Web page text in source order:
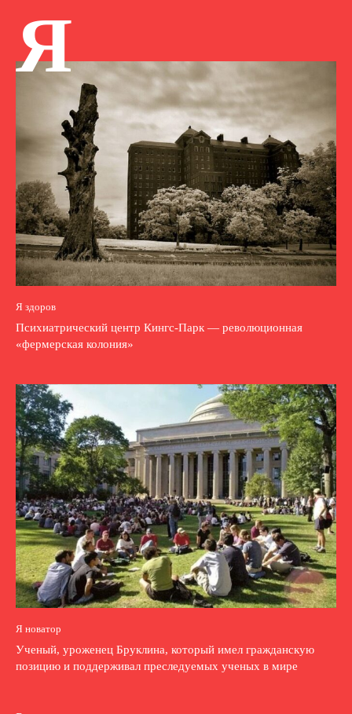
Я
Я здоров
Психиатрический центр Кингс-Парк — революционная
«фермерская колония»
Я новатор
Ученый, уроженец Бруклина, который имел гражданскую
позицию и поддерживал преследуемых ученых в мире